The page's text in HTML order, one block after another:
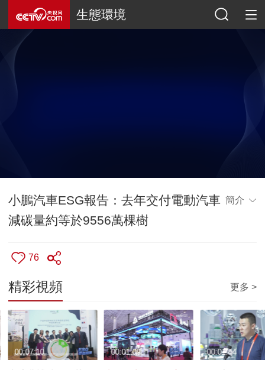
生態環境
小鵬汽車ESG報告：去年交付電動汽車
減碳量約等於9556萬棵樹
簡介
76
精彩視頻 更多 >
00:07:10 00:01:09 00:01:44